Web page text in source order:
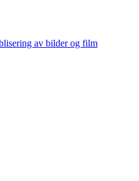
av bilder og film